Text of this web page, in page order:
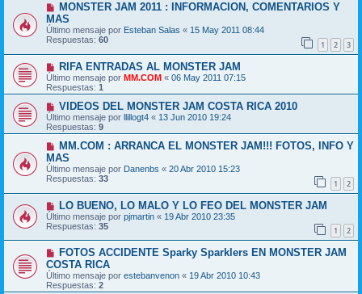
MONSTER JAM 2011 : INFORMACION, COMENTARIOS Y
MAS
Último mensaje por Esteban Salas « 15 May 2011 08:44
Respuestas: 60 1 2 3
RIFA ENTRADAS AL MONSTER JAM
Último mensaje por MM.COM « 06 May 2011 07:15
Respuestas: 1
VIDEOS DEL MONSTER JAM COSTA RICA 2010
Último mensaje por llillogt4 « 13 Jun 2010 19:24
Respuestas: 9
MM.COM : ARRANCA EL MONSTER JAM!!! FOTOS, INFO Y
MAS
Último mensaje por Danenbs « 20 Abr 2010 15:23
Respuestas: 33 1 2
LO BUENO, LO MALO Y LO FEO DEL MONSTER JAM
Último mensaje por pjmartin « 19 Abr 2010 23:35
Respuestas: 35 1 2
FOTOS ACCIDENTE Sparky Sparklers EN MONSTER JAM
COSTA RICA
Último mensaje por estebanvenon « 19 Abr 2010 10:43
Respuestas: 2